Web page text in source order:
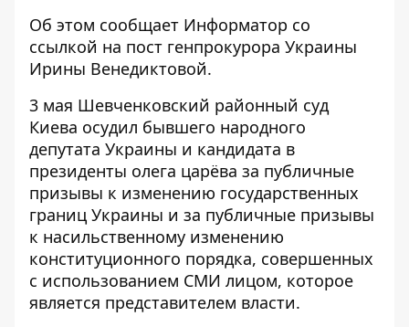
Об этом сообщает Информатор со
ссылкой на пост генпрокурора Украины
Ирины Венедиктовой.
3 мая Шевченковский районный суд
Киева осудил бывшего народного
депутата Украины и кандидата в
президенты олега царёва за публичные
призывы к изменению государственных
границ Украины и за публичные призывы
к насильственному изменению
конституционного порядка, совершенных
с использованием СМИ лицом, которое
является представителем власти.